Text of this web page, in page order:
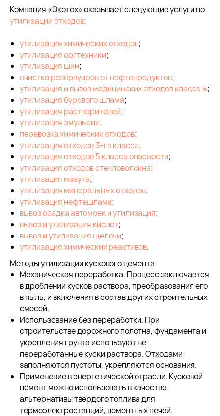
Компания «Экотех» оказывает следующие услуги по
утилизации отходов:
утилизация химических отходов;
утилизация оргтехники;
утилизация шин;
очистка резервуаров от нефтепродуктов;
утилизация и вывоз медицинских отходов класса Б;
утилизация бурового шлама;
утилизация растворителей;
утилизация эмульсии;
перевозка химических отходов;
утилизация отходов 3-го класса;
утилизация отходов 5 класса опасности;
утилизация отходов стекловолокна;
утилизация мазута;
утилизация минеральных отходов;
утилизация нефтешлама;
вывоз осадка автомоек и утилизация;
вывоз и утилизация кислот;
вывоз и утилизация щелочи;
утилизация химических реактивов.
Методы утилизации кускового цемента
Механическая переработка. Процесс заключается
в дроблении кусков раствора, преобразования его
в пыль, и включения в состав других строительных
смесей.
Использование без переработки. При
строительстве дорожного полотна, фундамента и
укрепления грунта используют не
переработанные куски раствора. Отходами
заполняются пустоты, укрепляются основания.
Применение в энергетической отрасли. Кусковой
цемент можно использовать в качестве
альтернативы твердого топлива для
термоэлектростанций, цементных печей.